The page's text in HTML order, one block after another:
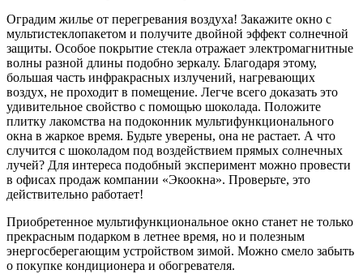
Оградим жилье от перегревания воздуха! Закажите окно с
мультистеклопакетом и получите двойной эффект солнечной
защиты. Особое покрытие стекла отражает электромагнитные
волны разной длины подобно зеркалу. Благодаря этому,
большая часть инфракрасных излучений, нагревающих
воздух, не проходит в помещение. Легче всего доказать это
удивительное свойство с помощью шоколада. Положите
плитку лакомства на подоконник мультифункционального
окна в жаркое время. Будьте уверены, она не растает. А что
случится с шоколадом под воздействием прямых солнечных
лучей? Для интереса подобный эксперимент можно провести
в офисах продаж компании «Экоокна». Проверьте, это
действительно работает!
Приобретенное мультифункциональное окно станет не только
прекрасным подарком в летнее время, но и полезным
энергосберегающим устройством зимой. Можно смело забыть
о покупке кондиционера и обогревателя.